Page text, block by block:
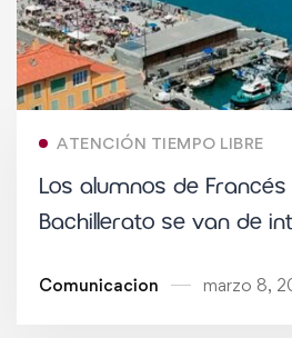
ATENCIÓN TIEMPO LIBRE
Los alumnos de
Bachillerato se van de
Comunicacion marzo 8,